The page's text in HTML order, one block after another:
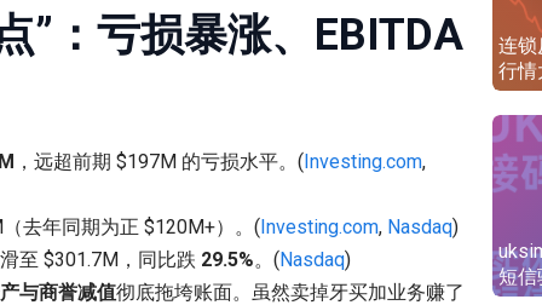
”：亏损暴涨、EBITDA
，远超前期 $197M 的亏损水平。(Investing.com,
去年同期为正 $120M+）。(Investing.com, Nasdaq)
至 $301.7M，同比跌 29.5%。(Nasdaq)
与商誉减值彻底拖垮账面。虽然卖掉牙买加业务赚了
连锁
行情
短信